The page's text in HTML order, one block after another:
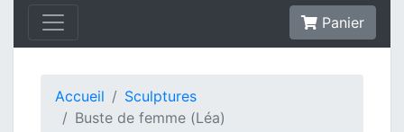
Panier
Accueil
Sculptures
Buste de femme (Léa)